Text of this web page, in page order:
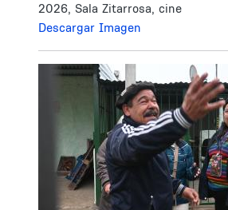
2026, Sala Zitarrosa, cine
Descargar Imagen